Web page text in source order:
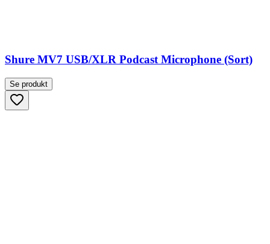
Shure MV7 USB/XLR Podcast Microphone (Sort)
Se produkt